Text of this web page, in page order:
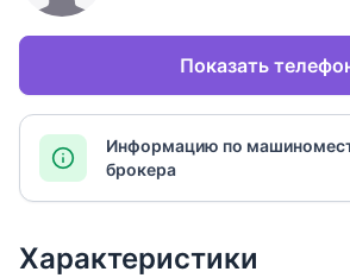
Показать
Информацию по
брокера
Характеристики